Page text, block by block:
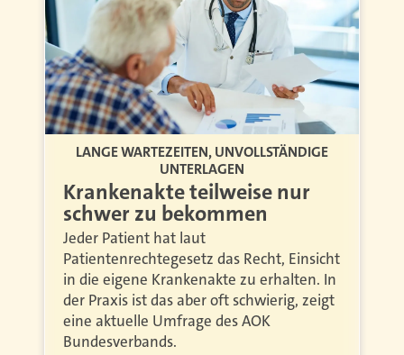
LANGE WARTEZEITEN, UNVOLLSTÄNDIGE
UNTERLAGEN
Krankenakte teilweise nur
schwer zu bekommen
Jeder Patient hat laut
Patientenrechtegesetz das Recht, Einsicht
in die eigene Krankenakte zu erhalten. In
der Praxis ist das aber oft schwierig, zeigt
eine aktuelle Umfrage des AOK
Bundesverbands.